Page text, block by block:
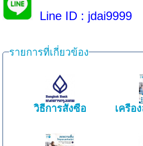
Line ID : jdai9999
รายการที่เกี่ยวข้อง
วิธีการสั่งซื้อ เครื่อ